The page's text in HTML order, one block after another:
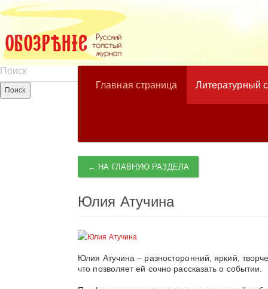
Главная страница Литературный
← НА ГЛАВНУЮ РАЗДЕЛА
Юлия Атучина
Юлия Атучина – разносторонний, яркий,
что позволяет ей сочно рассказать о событии.